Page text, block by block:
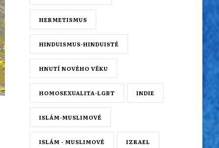
HERMETISMUS
HINDUISMUS-HINDUISTÉ
HNUTÍ NOVÉHO VĚKU
HOMOSEXUALITA-LGBT INDIE
ISLÁM-MUSLIMOVÉ
ISLÁM - MUSLIMOVÉ IZRAEL